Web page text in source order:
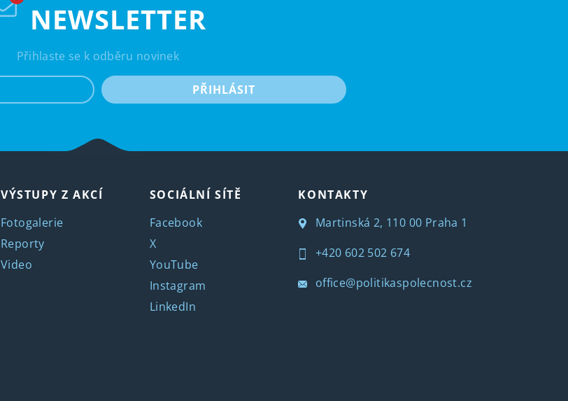
NEWSLETTER
Přihlaste se k odběru novinek
PŘIHLÁSIT
VÝSTUPY Z AKCÍ
Fotogalerie
Reporty
Video
SOCIÁLNÍ SÍTĚ
Facebook
X
YouTube
Instagram
LinkedIn
KONTAKTY
Martinská 2, 110 00 Praha 1
+420 602 502 674
office@politikaspolecnost.cz